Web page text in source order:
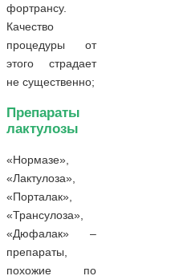
фортрансу.
Качество
процедуры от
этого страдает
не существенно;
Препараты
лактулозы
«Нормазе»,
«Лактулоза»,
«Порталак»,
«Трансулоза»,
«Дюфалак» –
препараты,
похожие по